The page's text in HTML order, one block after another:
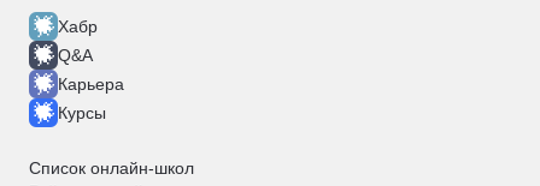
Хабр
Q&A
Карьера
Курсы
Список онлайн-школ